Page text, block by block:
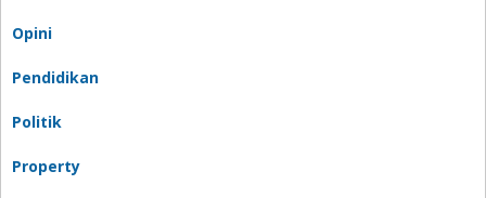
Opini
Pendidikan
Politik
Property